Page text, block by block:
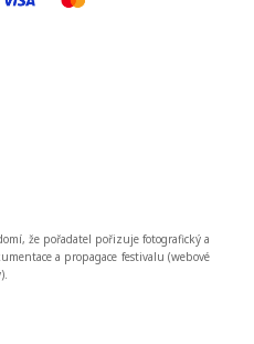
že pořadatel pořizuje fotografický a
a propagace festivalu (webové